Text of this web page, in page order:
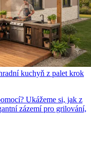
kuchyň z palet krok
Ukážeme si, jak z
zázemí pro grilování,